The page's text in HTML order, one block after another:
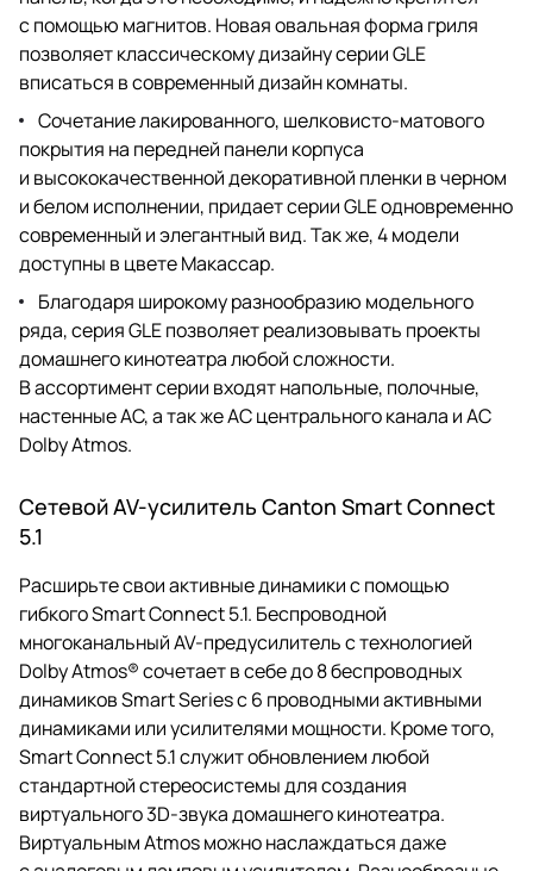
с помощью магнитов. Новая овальная форма гриля
позволяет классическому дизайну серии GLE
вписаться в современный дизайн комнаты.
Сочетание лакированного, шелковисто-матового
покрытия на передней панели корпуса
и высококачественной декоративной пленки в черном
и белом исполнении, придает серии GLE одновременно
современный и элегантный вид. Так же, 4 модели
доступны в цвете Макассар.
Благодаря широкому разнообразию модельного
ряда, серия GLE позволяет реализовывать проекты
домашнего кинотеатра любой сложности.
В ассортимент серии входят напольные, полочные,
настенные АС, а так же АС центрального канала и АС
Dolby Atmos.
Сетевой AV-усилитель Canton Smart Connect
5.1
Расширьте свои активные динамики с помощью
гибкого Smart Connect 5.1. Беспроводной
многоканальный AV-предусилитель с технологией
Dolby Atmos® сочетает в себе до 8 беспроводных
динамиков Smart Series с 6 проводными активными
динамиками или усилителями мощности. Кроме того,
Smart Connect 5.1 служит обновлением любой
стандартной стереосистемы для создания
виртуального 3D-звука домашнего кинотеатра.
Виртуальным Atmos можно наслаждаться даже